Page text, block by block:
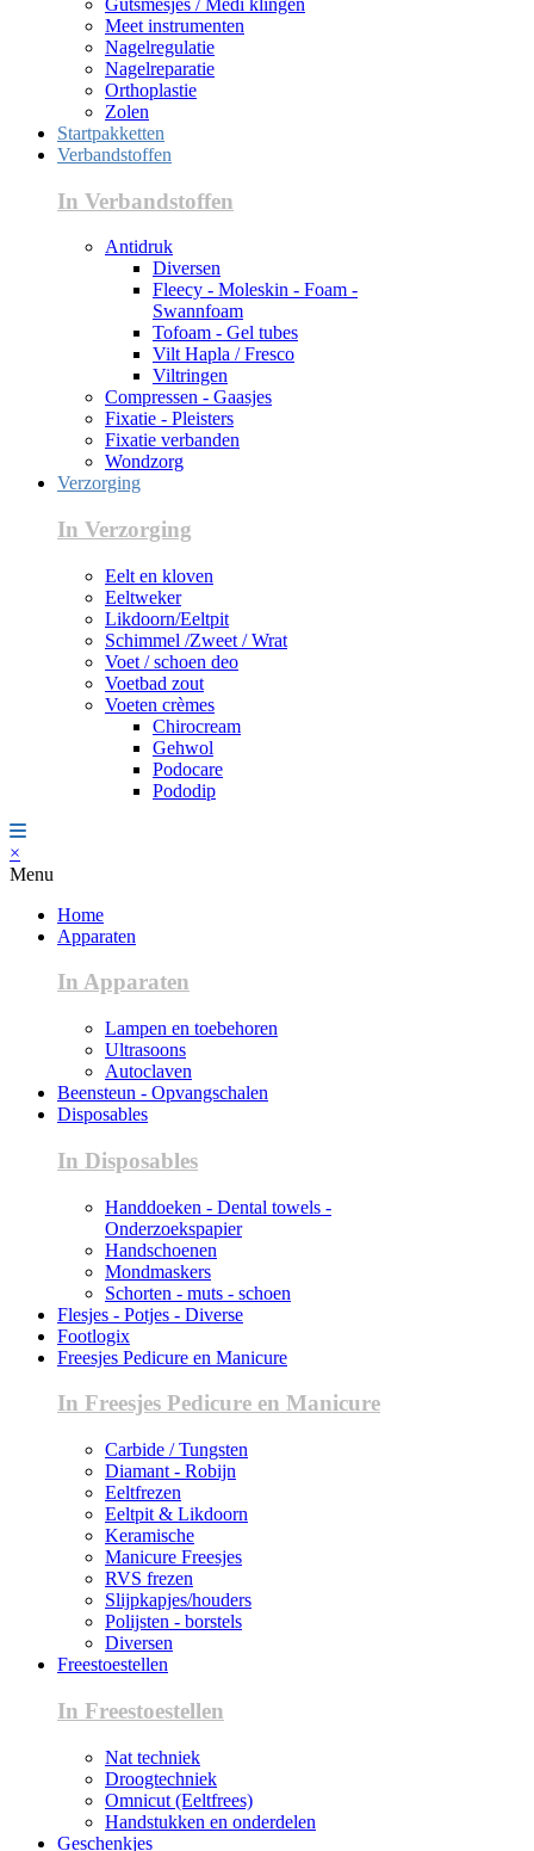
Meet instrumenten
Nagelregulatie
Nagelreparatie
Orthoplastie
Zolen
Startpakketten
Verbandstoffen
In Verbandstoffen
Antidruk
Diversen
Fleecy - Moleskin - Foam -
Swannfoam
Tofoam - Gel tubes
Vilt Hapla / Fresco
Viltringen
Compressen - Gaasjes
Fixatie - Pleisters
Fixatie verbanden
Wondzorg
Verzorging
In Verzorging
Eelt en kloven
Eeltweker
Likdoorn/Eeltpit
Schimmel /Zweet / Wrat
Voet / schoen deo
Voetbad zout
Voeten crèmes
Chirocream
Gehwol
Podocare
Pododip
×
Menu
Home
Apparaten
In Apparaten
Lampen en toebehoren
Ultrasoons
Autoclaven
Beensteun - Opvangschalen
Disposables
In Disposables
Handdoeken - Dental towels -
Onderzoekspapier
Handschoenen
Mondmaskers
Schorten - muts - schoen
Flesjes - Potjes - Diverse
Footlogix
Freesjes Pedicure en Manicure
In Freesjes Pedicure en Manicure
Carbide / Tungsten
Diamant - Robijn
Eeltfrezen
Eeltpit & Likdoorn
Keramische
Manicure Freesjes
RVS frezen
Slijpkapjes/houders
Polijsten - borstels
Diversen
Freestoestellen
In Freestoestellen
Nat techniek
Droogtechniek
Omnicut (Eeltfrees)
Handstukken en onderdelen
Geschenkjes